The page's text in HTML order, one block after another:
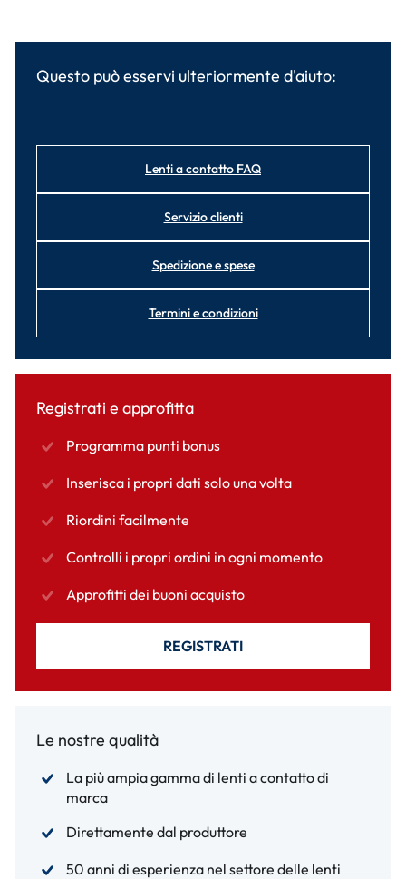
Questo può esservi ulteriormente d'aiuto:
Lenti a contatto FAQ
Servizio clienti
Spedizione e spese
Termini e condizioni
Registrati e approfitta
Programma punti bonus
Inserisca i propri dati solo una volta
Riordini facilmente
Controlli i propri ordini in ogni momento
Approfitti dei buoni acquisto
REGISTRATI
Le nostre qualità
La più ampia gamma di lenti a contatto di
marca
Direttamente dal produttore
50 anni di esperienza nel settore delle lenti